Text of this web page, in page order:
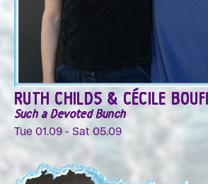
RUTH CHILDS & CÉCILE
Such a Devoted Bunch
Tue 01.09 - Sat 05.09